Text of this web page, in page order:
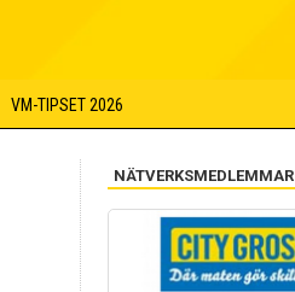
VM-TIPSET 2026
NÄTVERKSMEDLEMMAR